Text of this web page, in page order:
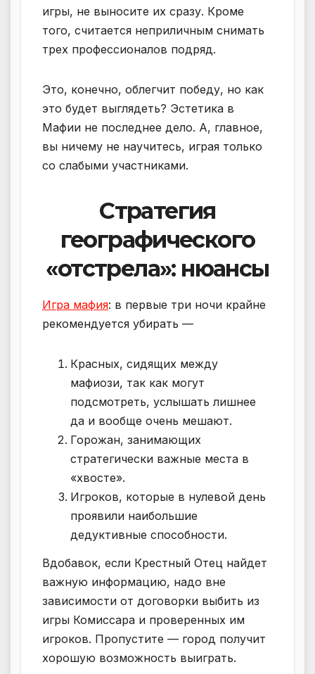
игры, не выносите их сразу. Кроме
того, считается неприличным снимать
трех профессионалов подряд.
Это, конечно, облегчит победу, но как
это будет выглядеть? Эстетика в
Мафии не последнее дело. А, главное,
вы ничему не научитесь, играя только
со слабыми участниками.
Стратегия
географического
«отстрела»: нюансы
Игра мафия: в первые три ночи крайне
рекомендуется убирать —
Красных, сидящих между
мафиози, так как могут
подсмотреть, услышать лишнее
да и вообще очень мешают.
Горожан, занимающих
стратегически важные места в
«хвосте».
Игроков, которые в нулевой день
проявили наибольшие
дедуктивные способности.
Вдобавок, если Крестный Отец найдет
важную информацию, надо вне
зависимости от договорки выбить из
игры Комиссара и проверенных им
игроков. Пропустите — город получит
хорошую возможность выиграть.